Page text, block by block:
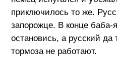
приключилось то же.
запорожце. В конце баба-
остановись, а русский да
тормоза не работают.